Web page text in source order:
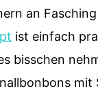
an
ist einfach
bisschen
mit